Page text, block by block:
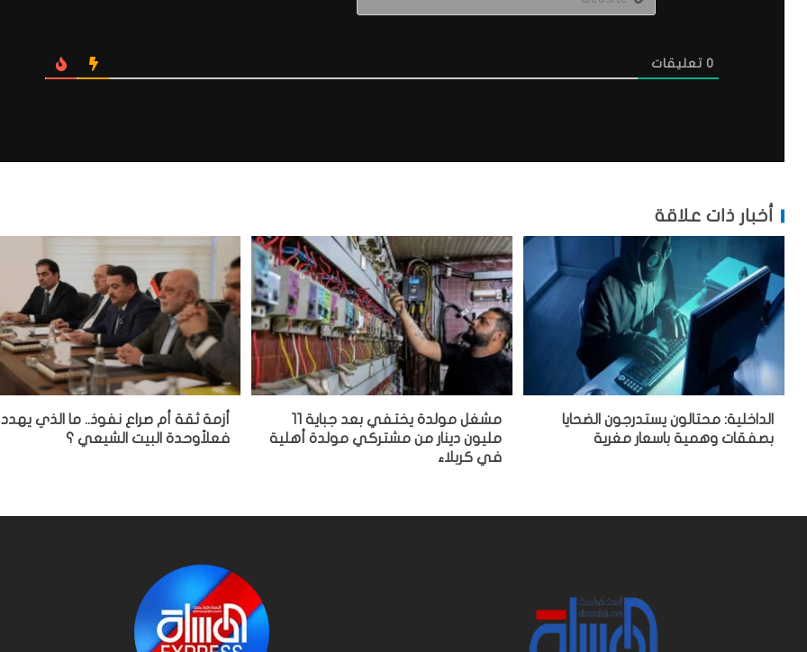
0 تعليقات
أخبار ذات علاقة
الداخلية: محتالون يستدرجون الضحايا
بصفقات وهمية باسعار مغرية
مشغل مولدة يختفي بعد جباية 11
مليون دينار من مشتركي مولدة أهلية
في كربلاء
أزمة ثقة أم صراع نفوذ.. ما الذي يهدد
فعلاًوحدة البيت الشيعي ؟